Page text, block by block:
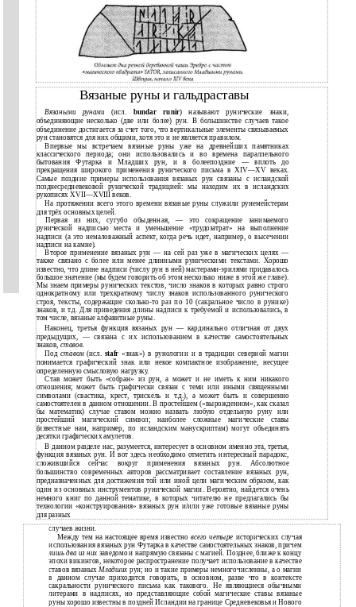
Вязаные руны и гальдраставы
Вязаными рунами(исл. bundar runir) называют рунические знаки,
объединяющие несколько (две или более) рун. В большинстве случаев такое
объединение достигается за счет того, что вертикальные элементы связываемых
рун становятся для них общими, хотя это и не является правилом.
Впервые мы встречаем вязаные руны уже на древнейших памятниках
классического периода; они использовались и во времена параллельного
бытования Футарка и Младших рун, и в болеепоздние — вплоть до
прекращения широкого применения рунического письма в XIV—XV веках.
Самые поздние примеры использования вязаных рун связаны с исландской
позднесредневековой рунической традицией: мы находим их в исландских
рукописях XVII—XVIII веков.
На протяжении всего этого времени вязаные руны служили рунемейстерам
для трёх основных целей.
Первая из них, сугубо обыденная, — это сокращение занимаемого
рунической надписью места и уменьшение «трудозатрат» на выполнение
надписи (а это немаловажный аспект, когда речь идет, например, о высечении
надписи на камне).
Второе применение вязаных рун — на сей раз уже в магических целях —
также связано с более или менее длинными руническими текстами. Хорошо
известно, что длине надписи (числу рун в ней) мастерами-эрилями придавалось
большое значение (мы будем говорить об этом несколько ниже в этой же главе).
Мы знаем примеры рунических текстов, число знаков в которых равно строго
однократному или трехкратному числу знаков использованного рунического
строя, тексты, содержащие сколько-то раз по 10 (сакральное число в рунике)
знаков, и т.д. Для приведения длины надписи к требуемой и использовались, в
том числе, вязаные алфавитные руны.
Наконец, третья функция вязаных рун — кардинально отличная от двух
предыдущих, — связана с их использованием в качестве самостоятельных
знаков, ставов.
Подставом(исл. stafr«знак») в рунологии и в традиции северной магии
понимается графический знак или некое компактное изображение, несущее
определенную смысловую нагрузку.
Став может быть «собран» из рун, а может и не иметь к ним никакого
отношения; может быть графически связан с теми или иными священными
символами (свастика, крест, трискель и т.д.), а может быть и совершенно
самостоятелен в данном отношении. В простейшем («вырожденном», как сказал
бы математик) случае ставом можно назвать любую отдельную руну или
простейший магический символ; наиболее сложные магические ставы
(известные нам, например, по исландским манускриптам) могут объединять
десятки графических амулетов.
В данном разделе нас, разумеется, интересует в основном именно эта, третья,
функция вязаных рун. И вот здесь необходимо отметить интересный парадокс,
сложившийся сейчас вокруг применения вязаных рун. Абсолютное
большинство современных авторов рассматривает составление вязаных рун,
предназначенных для достижения той или иной цели магическим образом, как
один из основных инструментов рунической магии. Вероятно, найдется очень
немного книг по данной тематике, в которых читателю не предлагались бы
технологии «конструирования» вязаных рун и/или уже готовые вязаные руны
для разных
случаев жизни.
Между тем на настоящее время известно всего четыре исторических случая
использования вязаных рун Футарка в качестве самостоятельных знаков, причем
лишь два из них заведомо и напрямую связаны с магией. Позднее, ближе к концу
эпохи викингов, некоторое распространение получает использование в качестве
ставов вязаныхМладшихрун; но и такие примеры немногочисленны, а о магии
в данном случае приходится говорить, в основном, разве что в контексте
сакральности рунического письма как такового. Не являющиеся обычными
литерами в надписях, но представляющие собой магические ставы вязаные
руны хорошо известны в поздней Исландии на границе Средневековья и Нового